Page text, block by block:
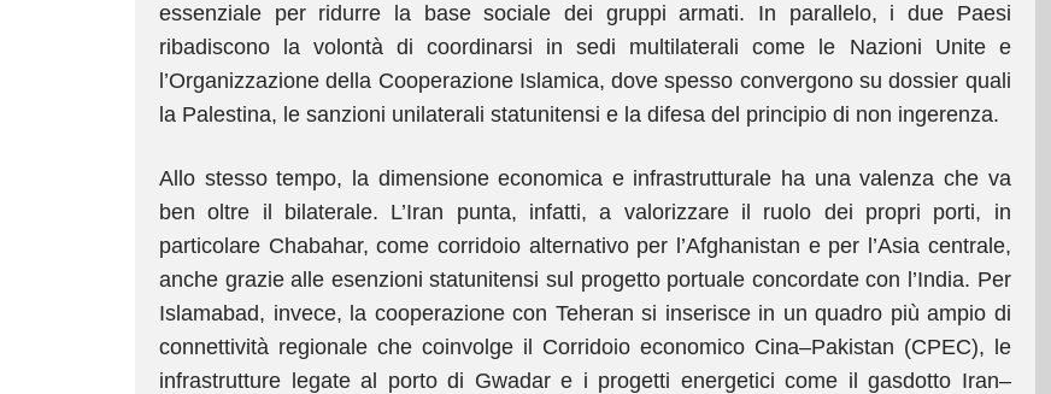
essenziale per ridurre la base sociale dei gruppi armati. In parallelo, i due Paesi
ribadiscono la volontà di coordinarsi in sedi multilaterali come le Nazioni Unite e
l’Organizzazione della Cooperazione Islamica, dove spesso convergono su dossier quali
la Palestina, le sanzioni unilaterali statunitensi e la difesa del principio di non ingerenza.
Allo stesso tempo, la dimensione economica e infrastrutturale ha una valenza che va
ben oltre il bilaterale. L’Iran punta, infatti, a valorizzare il ruolo dei propri porti, in
particolare Chabahar, come corridoio alternativo per l’Afghanistan e per l’Asia centrale,
anche grazie alle esenzioni statunitensi sul progetto portuale concordate con l’India. Per
Islamabad, invece, la cooperazione con Teheran si inserisce in un quadro più ampio di
connettività regionale che coinvolge il Corridoio economico Cina–Pakistan (CPEC), le
infrastrutture legate al porto di Gwadar e i progetti energetici come il gasdotto Iran–